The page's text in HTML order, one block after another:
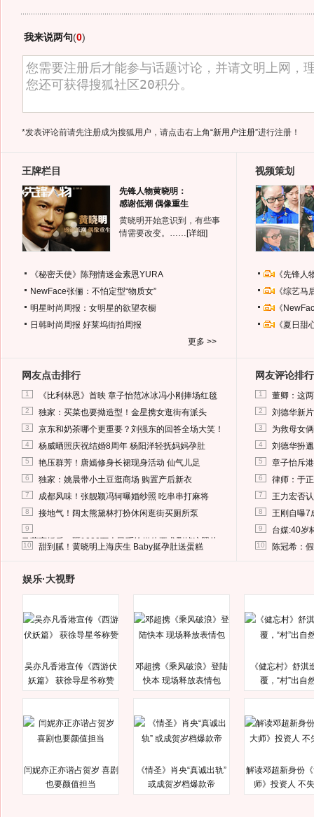
我来说两句(0)
*发表评论前请先注册成为搜狐用户，请点击右上角“新用户注册”进行注册！
王牌栏目
先锋人物黄晓明：
感谢低潮 偶像重生
黄晓明开始意识到，有些事
情需要改变。…… [详细]
《秘密天使》陈翔情迷金素恩YURA
NewFace张俪：不怕定型“物质女”
明星时尚周报：女明星的欲望衣橱
日韩时尚周报 好莱坞街拍周报
更多 >>
视频策划
《先锋
《综艺
《
《夏日
网友点击排行
1 《比利林恩》首映 章子怡范冰冰冯小刚捧场红毯
2 独家：买菜也要拗造型！金星携女逛街有派头
3 京东和奶茶哪个更重要？刘强东的回答全场大笑！
4 杨威晒照庆祝结婚8周年 杨阳洋轻抚妈妈孕肚
5 艳压群芳！唐嫣修身长裙现身活动 仙气儿足
6 独家：姚晨带小土豆逛商场 购置产后新衣
7 成都风味！张靓颖冯轲曝婚纱照 吃串串打麻将
8 接地气！阔太熊黛林打扮休闲逛街买厕所泵
9
马蓉离婚后，砸1000万人民币给媒体要求删掉这照片
10 甜到腻！黄晓明上海庆生 Baby挺孕肚送蛋糕
网友评论排行
1 董卿：这
2 刘德华新
3 为救母女
4 刘德华扮
5 章子怡斥
6 律师：于
7 王力宏否
8 王刚自曝7
9 台媒:40岁
10 陈冠希：
娱乐·大视野
吴亦凡香港宣传《西游伏
妖篇》 获徐导星爷称赞
邓超携《乘风破浪》登陆
快本 现场释放表情包
《健忘村》舒淇
覆，“村”出自
闫妮亦正亦谐占贺岁 喜剧
也要颜值担当
《情圣》肖央“真诚出轨”
或成贺岁档爆款帝
解读邓超新身份
师》投资人 不